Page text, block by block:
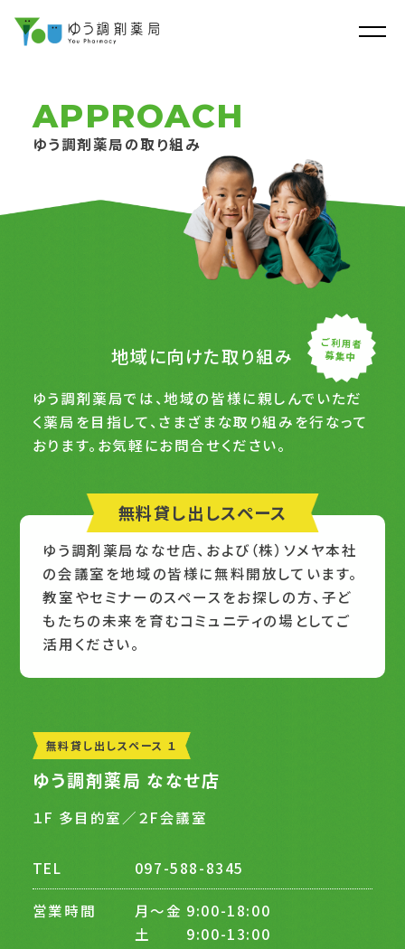
APPROACH
ゆう調剤薬局の取り組み
地域に向けた取り組み
ゆう調剤薬局では、地域の皆様に親しんでいただ
く薬局を目指して、 さまざまな取り組みを行なって
おります。お気軽にお問合せください。
無料貸し出しスペース
ゆう調剤薬局ななせ店、および（株）ソメヤ本社
の会議室を地域の皆様に無料開放しています。
教室やセミナーのスペースをお探しの方、子ど
もたちの未来を育むコミュニティの場としてご
活用ください。
無料貸し出しスペース １
ゆう調剤薬局 ななせ店
１F 多目的室／２F会議室
TEL 097-588-8345
営業時間
月〜金 9:00-18:00
土 9:00-13:00